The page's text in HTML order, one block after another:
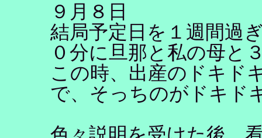
９月８日
結局予定日を１週間過
０分に旦那と私の母と
この時、出産のドキド
で、そっちのがドキド